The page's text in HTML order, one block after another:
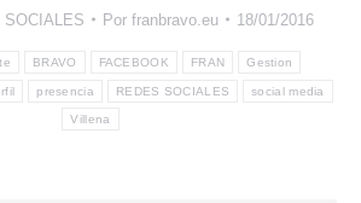
SOCIALES Por franbravo.eu 18/01/2016
BRAVO FACEBOOK FRAN Gestion
presencia REDES SOCIALES social media
Villena